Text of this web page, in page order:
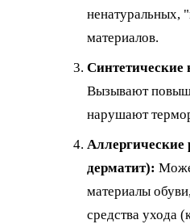
материалов.
Синтетические
Вызывают
нарушают
дерматит):
материалы
средства ухода